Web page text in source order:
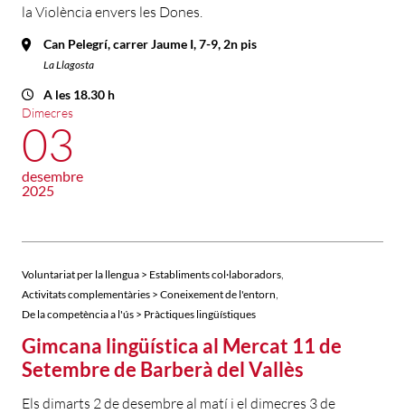
la Violència envers les Dones.
Can Pelegrí, carrer Jaume I, 7-9, 2n pis
La Llagosta
A les 18.30 h
Dimecres
03
desembre
2025
Voluntariat per la llengua > Establiments col·laboradors
Activitats complementàries > Coneixement de l'entorn
De la competència a l'ús > Pràctiques lingüístiques
Gimcana lingüística al Mercat 11 de
Setembre de Barberà del Vallès
Els dimarts 2 de desembre al matí i el dimecres 3 de